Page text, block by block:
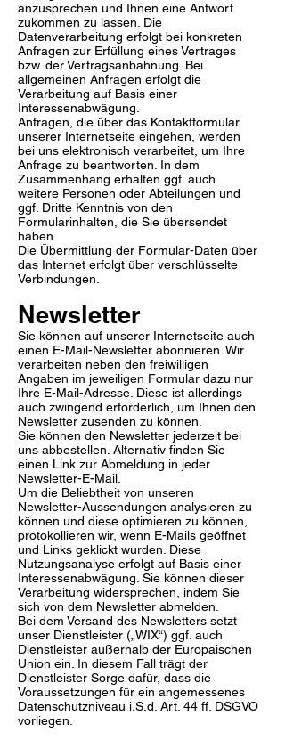
anzusprechen und Ihnen eine Antwort
zukommen zu lassen. Die
Datenverarbeitung erfolgt bei konkreten
Anfragen zur Erfüllung eines Vertrages
bzw. der Vertragsanbahnung. Bei
allgemeinen Anfragen erfolgt die
Verarbeitung auf Basis einer
Interessenabwägung.
Anfragen, die über das Kontaktformular
unserer Internetseite eingehen, werden
bei uns elektronisch verarbeitet, um Ihre
Anfrage zu beantworten. In dem
Zusammenhang erhalten ggf. auch
weitere Personen oder Abteilungen und
ggf. Dritte Kenntnis von den
Formularinhalten, die Sie übersendet
haben.
Die Übermittlung der Formular-Daten über
das Internet erfolgt über verschlüsselte
Verbindungen.
Newsletter
Sie können auf unserer Internetseite auch
einen E-Mail-Newsletter abonnieren. Wir
verarbeiten neben den freiwilligen
Angaben im jeweiligen Formular dazu nur
Ihre E-Mail-Adresse. Diese ist allerdings
auch zwingend erforderlich, um Ihnen den
Newsletter zusenden zu können.
Sie können den Newsletter jederzeit bei
uns abbestellen. Alternativ finden Sie
einen Link zur Abmeldung in jeder
Newsletter-E-Mail.
Um die Beliebtheit von unseren
Newsletter-Aussendungen analysieren zu
können und diese optimieren zu können,
protokollieren wir, wenn E-Mails geöffnet
und Links geklickt wurden. Diese
Nutzungsanalyse erfolgt auf Basis einer
Interessenabwägung. Sie können dieser
Verarbeitung widersprechen, indem Sie
sich von dem Newsletter abmelden.
Bei dem Versand des Newsletters setzt
unser Dienstleister („ WIX“) ggf. auch
Dienstleister außerhalb der Europäischen
Union ein. In diesem Fall trägt der
Dienstleister Sorge dafür, dass die
Voraussetzungen für ein angemessenes
Datenschutzniveau i.S.d. Art. 44 ff. DSGVO
vorliegen.